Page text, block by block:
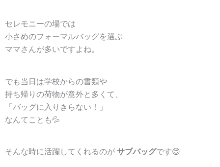
セレモニーの場では
小さめのフォーマルバッグを選ぶ
ママさんが多いですよね。
でも当日は学校からの書類や
持ち帰りの荷物が意外と多くて、
「バッグに入りきらない！」
なんてことも💦
そんな時に活躍してくれるのが サブバッグです😊